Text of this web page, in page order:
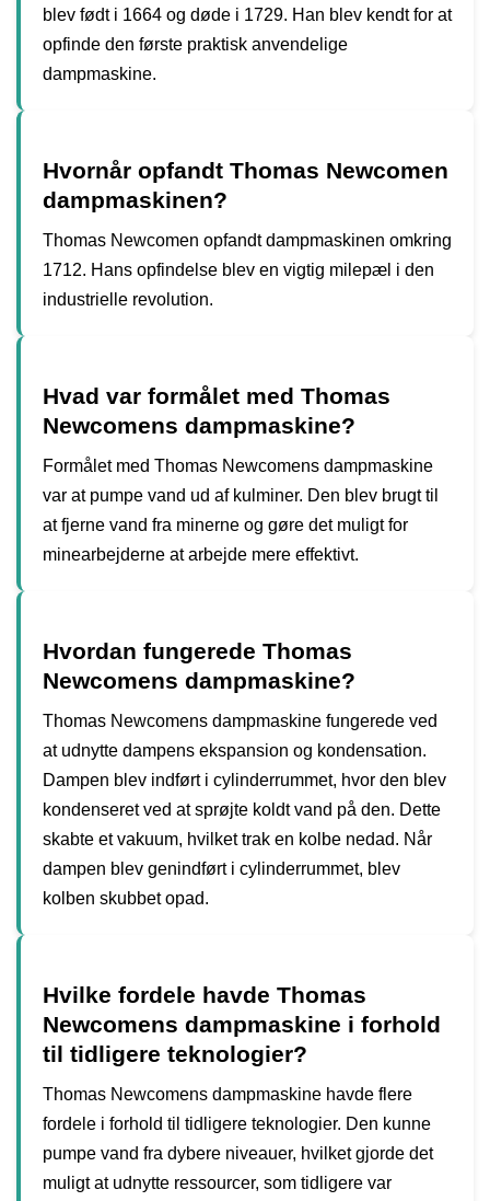
blev født i 1664 og døde i 1729. Han blev kendt for at
opfinde den første praktisk anvendelige
dampmaskine.
Hvornår opfandt Thomas Newcomen
dampmaskinen?
Thomas Newcomen opfandt dampmaskinen omkring
1712. Hans opfindelse blev en vigtig milepæl i den
industrielle revolution.
Hvad var formålet med Thomas
Newcomens dampmaskine?
Formålet med Thomas Newcomens dampmaskine
var at pumpe vand ud af kulminer. Den blev brugt til
at fjerne vand fra minerne og gøre det muligt for
minearbejderne at arbejde mere effektivt.
Hvordan fungerede Thomas
Newcomens dampmaskine?
Thomas Newcomens dampmaskine fungerede ved
at udnytte dampens ekspansion og kondensation.
Dampen blev indført i cylinderrummet, hvor den blev
kondenseret ved at sprøjte koldt vand på den. Dette
skabte et vakuum, hvilket trak en kolbe nedad. Når
dampen blev genindført i cylinderrummet, blev
kolben skubbet opad.
Hvilke fordele havde Thomas
Newcomens dampmaskine i forhold
til tidligere teknologier?
Thomas Newcomens dampmaskine havde flere
fordele i forhold til tidligere teknologier. Den kunne
pumpe vand fra dybere niveauer, hvilket gjorde det
muligt at udnytte ressourcer, som tidligere var